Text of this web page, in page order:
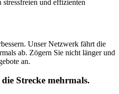
stressfreien und effizienten
Unser Netzwerk fährt die
ab. Zögern Sie nicht länger und
an.
Strecke mehrmals.